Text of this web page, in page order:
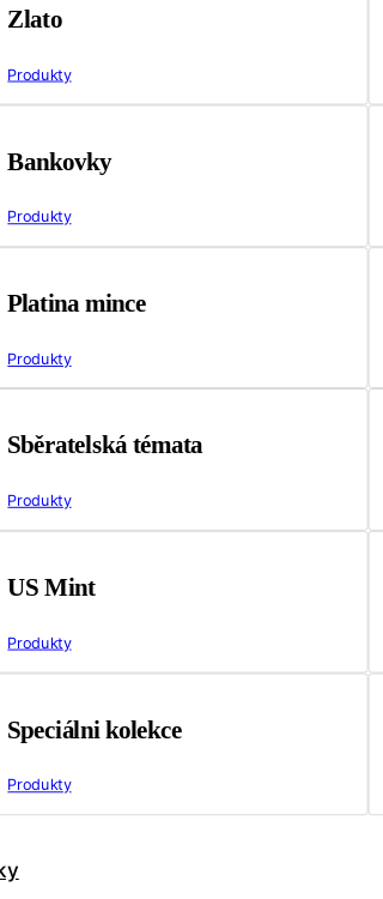
Zlato
Produkty
Bankovky
Produkty
Platina mince
Produkty
Sběratelská témata
Produkty
US Mint
Produkty
Speciálni kolekce
Produkty